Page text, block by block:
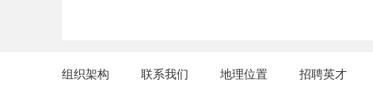
组织架构 联系我们 地理位置 招聘英才